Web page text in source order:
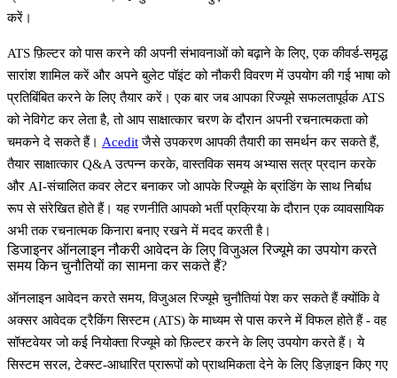
करें।
ATS फ़िल्टर को पास करने की अपनी संभावनाओं को बढ़ाने के लिए, एक कीवर्ड-समृद्ध
सारांश शामिल करें और अपने बुलेट पॉइंट को नौकरी विवरण में उपयोग की गई भाषा को
प्रतिबिंबित करने के लिए तैयार करें। एक बार जब आपका रिज्यूमे सफलतापूर्वक ATS
को नेविगेट कर लेता है, तो आप साक्षात्कार चरण के दौरान अपनी रचनात्मकता को
चमकने दे सकते हैं। Aceditजैसे उपकरण आपकी तैयारी का समर्थन कर सकते हैं,
तैयार साक्षात्कार Q&A उत्पन्न करके, वास्तविक समय अभ्यास सत्र प्रदान करके
और AI-संचालित कवर लेटर बनाकर जो आपके रिज्यूमे के ब्रांडिंग के साथ निर्बाध
रूप से संरेखित होते हैं। यह रणनीति आपको भर्ती प्रक्रिया के दौरान एक व्यावसायिक
अभी तक रचनात्मक किनारा बनाए रखने में मदद करती है।
डिजाइनर ऑनलाइन नौकरी आवेदन के लिए विजुअल रिज्यूमे का उपयोग करते
समय किन चुनौतियों का सामना कर सकते हैं?
ऑनलाइन आवेदन करते समय,विजुअल रिज्यूमेचुनौतियां पेश कर सकते हैं क्योंकि वे
अक्सर आवेदक ट्रैकिंग सिस्टम (ATS)के माध्यम से पास करने में विफल होते हैं - वह
सॉफ्टवेयर जो कई नियोक्ता रिज्यूमे को फ़िल्टर करने के लिए उपयोग करते हैं। ये
सिस्टम सरल, टेक्स्ट-आधारित प्रारूपों को प्राथमिकता देने के लिए डिज़ाइन किए गए